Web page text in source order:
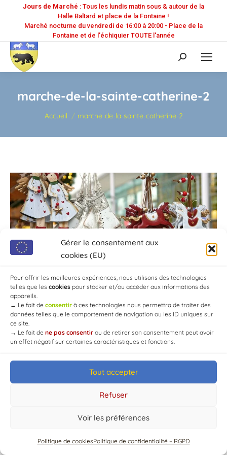
Gérer le consentement aux
cookies (EU)
Pour offrir les meilleures expériences, nous utilisons des technologies
telles que les cookies pour stocker et/ou accéder aux informations des
appareils.
→ Le fait de consentir à ces technologies nous permettra de traiter des
données telles que le comportement de navigation ou les ID uniques sur
ce site.
→ Le fait de ne pas consentir ou de retirer son consentement peut avoir
un effet négatif sur certaines caractéristiques et fonctions.
Tout accepter
Refuser
Voir les préférences
Politique de cookiesPolitique de confidentialité – RGPD
Jours de Marché : Tous les lundis matin sous & autour de la
Halle Baltard et place de la Fontaine !
Marché nocturne du vendredi de 16:00 à 20:00 - Place de la
Fontaine et de l'échiquier TOUTE l'année
Recherche
:
marche-de-la-sainte-catherine-2
Vous êtes ici :
Accueil marche-de-la-sainte-catherine-2
© Mairie de Chaource [2004-2024] | Tous droits réservés.